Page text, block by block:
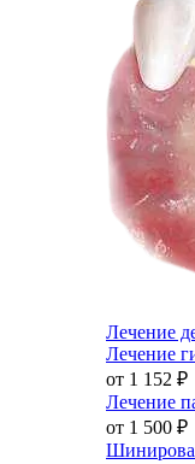
Лечение
Лечение
от 1 152 ₽
Лечение
от 1 500 ₽